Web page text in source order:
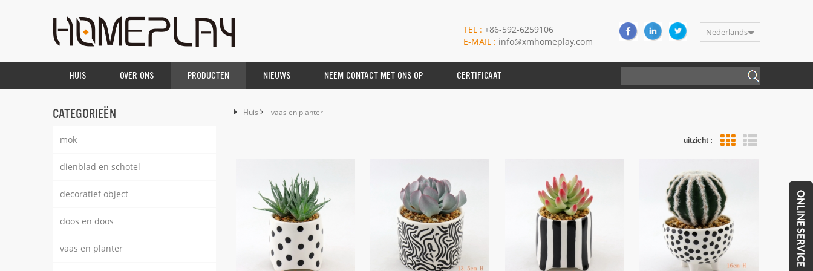
Nederlands
TEL : +86-592-6259106
E-MAIL : info@xmhomeplay.com
HUIS OVER ONS PRODUCTEN NIEUWS NEEM CONTACT MET ONS OP CERTIFICAAT
CATEGORIEËN
mok
dienblad en schotel
decoratief object
doos en doos
vaas en planter
Huis vaas en planter
uitzicht :